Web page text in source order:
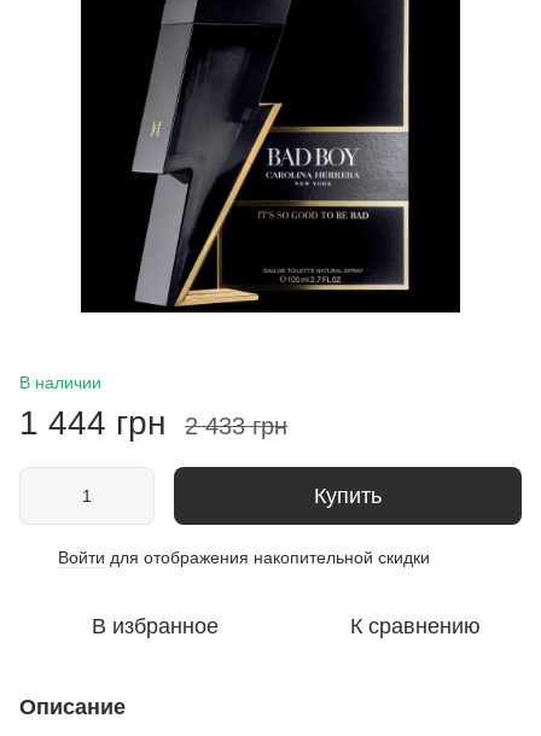
В наличии
1 444 грн 2 433 грн
Купить
Войти для отображения накопительной скидки
В избранное К сравнению
Описание